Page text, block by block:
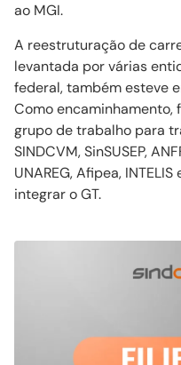
ao MGI.
A reestruturação de
levantada por várias
federal, também esteve
Como
grupo de trabalho para
SINDCVM, SinSUSEP,
UNAREG, Afipea,
integrar o GT.